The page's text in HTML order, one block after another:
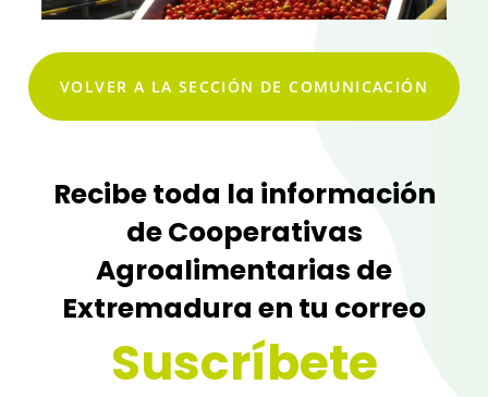
VOLVER A LA SECCIÓN DE COMUNICACIÓN
Recibe toda la información
de Cooperativas
Agroalimentarias de
Extremadura en tu correo
Suscríbete